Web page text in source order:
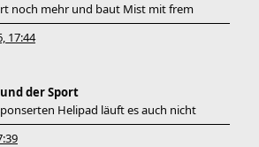
noch mehr und baut Mist mit frem
17:44
der Sport
Helipad läuft es auch nicht